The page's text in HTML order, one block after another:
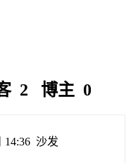
2 博主 0
14:36 沙发